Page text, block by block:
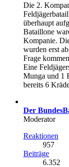
Die 2.
überhaupt
Bataillone
Kompanie.
wurden erst
Frage
Eine
Munga und 1
bereits 6
Der
Moderator
Reaktionen
957
Beiträge
6.352